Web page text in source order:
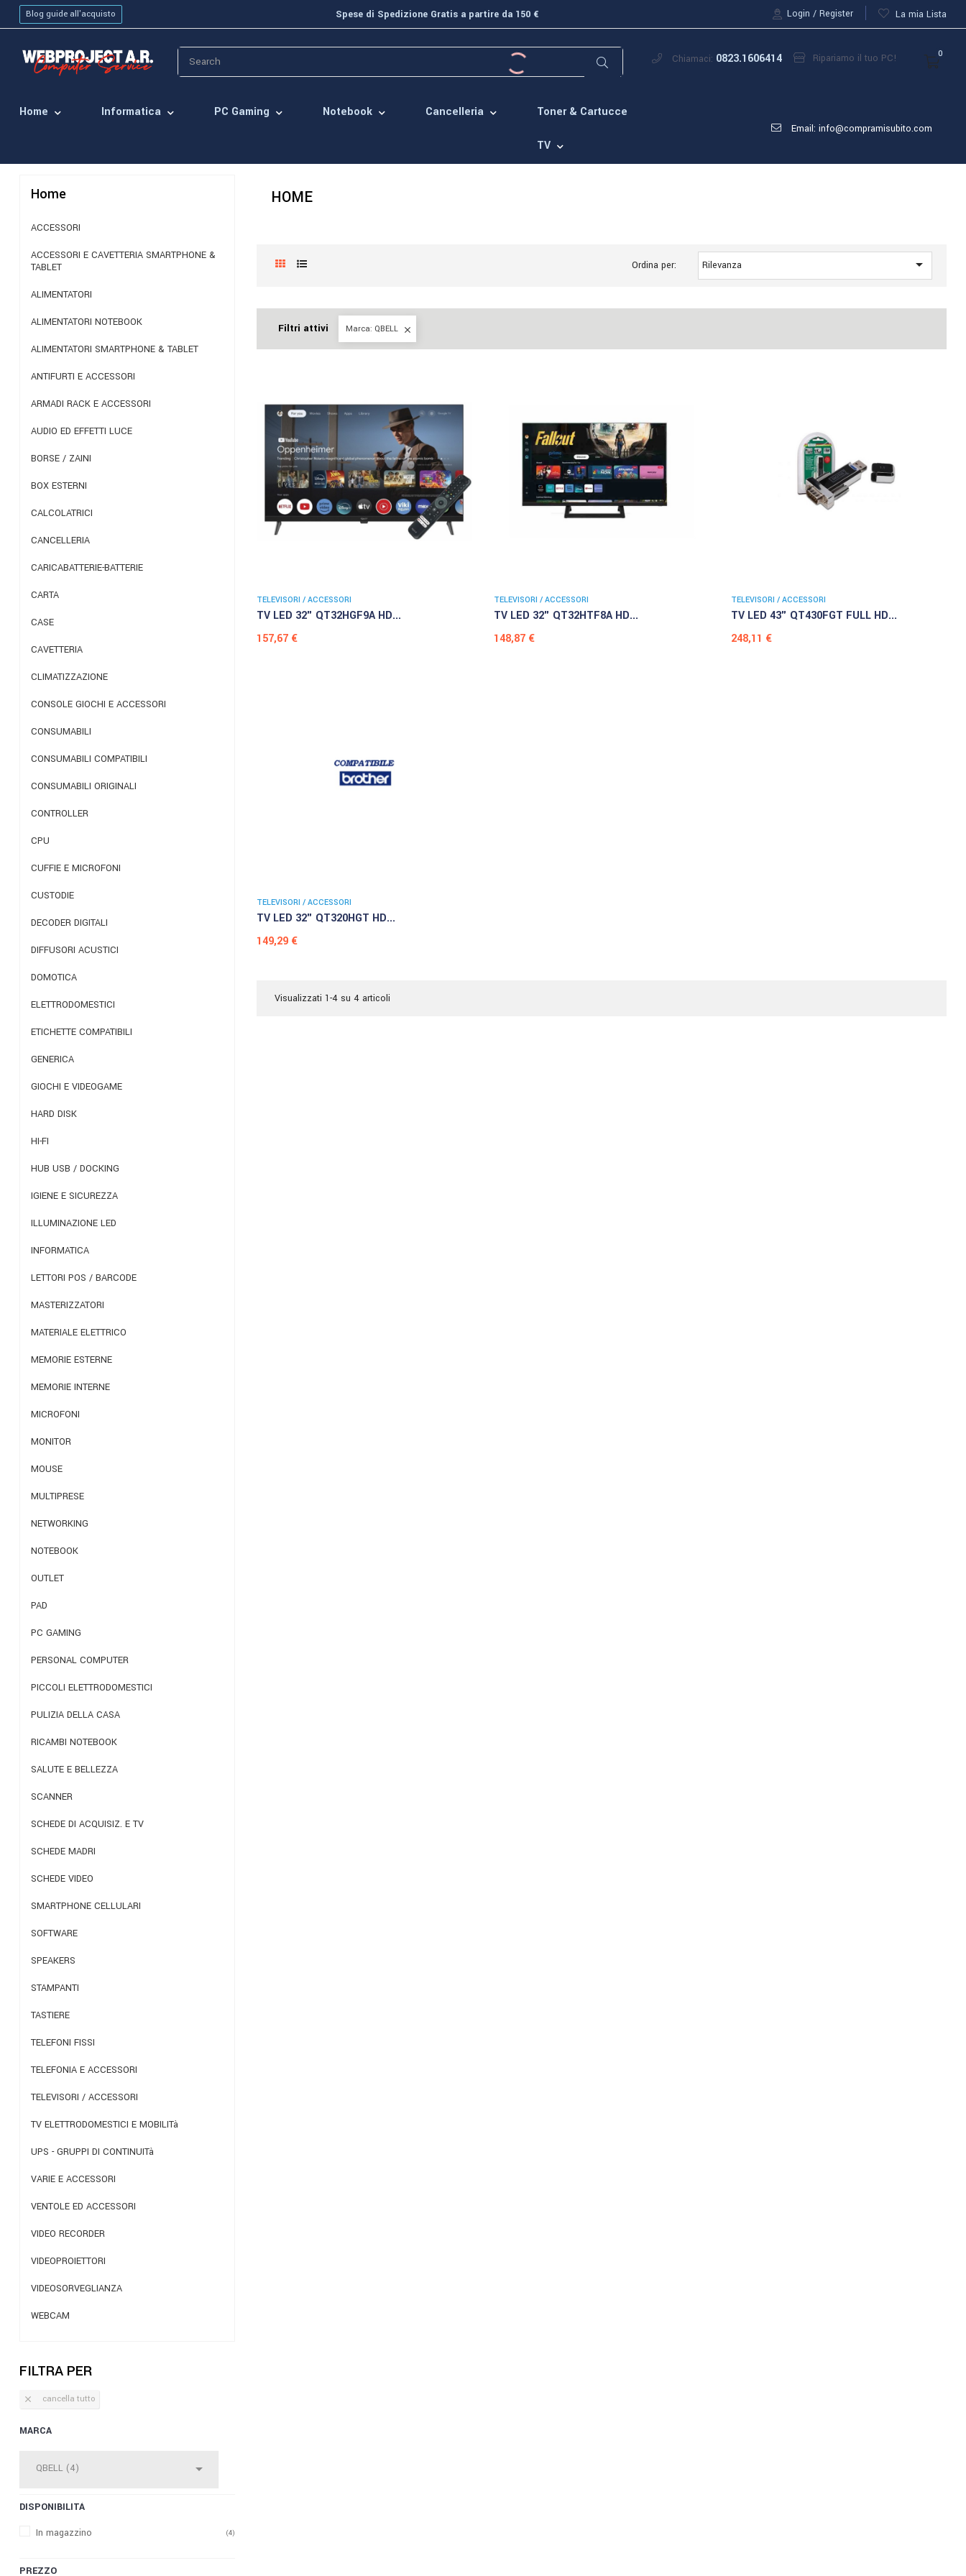
Blog guide all'acquisto Spese di Spedizione Gratis a partire da 150 € La mia Lista
Login Register
0
Chiamaci: 0823.1606414 Ripariamo il tuo PC!
Home Informatica PC Gaming Notebook Cancelleria Toner & Cartucce
TV
Email: info@compramisubito.com
Home
ACCESSORI
ACCESSORI E CAVETTERIA SMARTPHONE &
TABLET
ALIMENTATORI
ALIMENTATORI NOTEBOOK
ALIMENTATORI SMARTPHONE & TABLET
ANTIFURTI E ACCESSORI
ARMADI RACK E ACCESSORI
AUDIO ED EFFETTI LUCE
BORSE / ZAINI
BOX ESTERNI
CALCOLATRICI
CANCELLERIA
CARICABATTERIE-BATTERIE
CARTA
CASE
CAVETTERIA
CLIMATIZZAZIONE
CONSOLE GIOCHI E ACCESSORI
CONSUMABILI
CONSUMABILI COMPATIBILI
CONSUMABILI ORIGINALI
CONTROLLER
CPU
CUFFIE E MICROFONI
CUSTODIE
DECODER DIGITALI
DIFFUSORI ACUSTICI
DOMOTICA
ELETTRODOMESTICI
ETICHETTE COMPATIBILI
GENERICA
GIOCHI E VIDEOGAME
HARD DISK
HI-FI
HUB USB / DOCKING
IGIENE E SICUREZZA
ILLUMINAZIONE LED
INFORMATICA
LETTORI POS / BARCODE
MASTERIZZATORI
MATERIALE ELETTRICO
MEMORIE ESTERNE
MEMORIE INTERNE
MICROFONI
MONITOR
MOUSE
MULTIPRESE
NETWORKING
NOTEBOOK
OUTLET
PAD
PC GAMING
PERSONAL COMPUTER
PICCOLI ELETTRODOMESTICI
PULIZIA DELLA CASA
RICAMBI NOTEBOOK
SALUTE E BELLEZZA
SCANNER
SCHEDE DI ACQUISIZ. E TV
SCHEDE MADRI
SCHEDE VIDEO
SMARTPHONE CELLULARI
SOFTWARE
SPEAKERS
STAMPANTI
TASTIERE
TELEFONI FISSI
TELEFONIA E ACCESSORI
TELEVISORI / ACCESSORI
TV ELETTRODOMESTICI E MOBILITà
UPS - GRUPPI DI CONTINUITà
VARIE E ACCESSORI
VENTOLE ED ACCESSORI
VIDEO RECORDER
VIDEOPROIETTORI
VIDEOSORVEGLIANZA
WEBCAM
FILTRA PER
 cancella tutto
MARCA

DISPONIBILITÀ
In magazzino
(4)
PREZZO
HOME
Ordina per: Rilevanza 
Filtri attivi Marca: QBELL 
TELEVISORI / ACCESSORI
TV LED 32" QT32HGF9A HD...
Prezzo
157,67 €
TELEVISORI / ACCESSORI
TV LED 32" QT32HTF8A HD...
Prezzo
148,87 €
TELEVISORI / ACCESSORI
TV LED 43" QT430FGT FULL HD...
Prezzo
248,11 €
TELEVISORI / ACCESSORI
TV LED 32" QT320HGT HD...
Prezzo
149,29 €
Visualizzati 1-4 su 4 articoli